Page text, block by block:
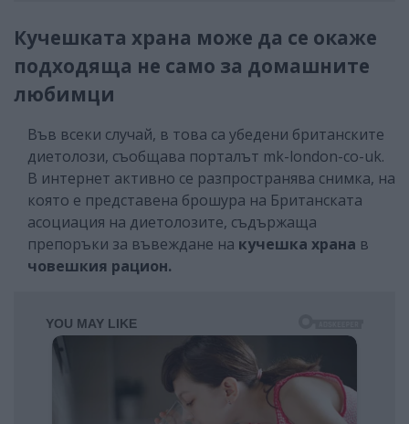
Кучешката храна може да се окаже
подходяща не само за домашните
любимци
Във всеки случай, в това са убедени британските
диетолози, съобщава порталът mk-london-co-uk.
В интернет активно се разпространява снимка, на
която е представена брошура на Британската
асоциация на диетолозите, съдържаща
препоръки за въвеждане на кучешка храна в
човешкия рацион.